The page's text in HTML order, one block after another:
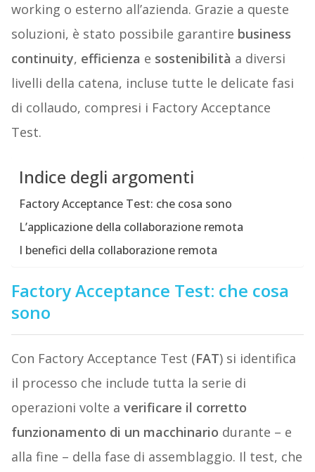
working o esterno all’azienda. Grazie a queste
soluzioni, è stato possibile garantire business
continuity, efficienza e sostenibilità a diversi
livelli della catena, incluse tutte le delicate fasi
di collaudo, compresi i Factory Acceptance
Test.
Indice degli argomenti
Factory Acceptance Test: che cosa sono
L’applicazione della collaborazione remota
I benefici della collaborazione remota
Factory Acceptance Test: che cosa
sono
Con Factory Acceptance Test (FAT) si identifica
il processo che include tutta la serie di
operazioni volte a verificare il corretto
funzionamento di un macchinario durante – e
alla fine – della fase di assemblaggio. Il test, che